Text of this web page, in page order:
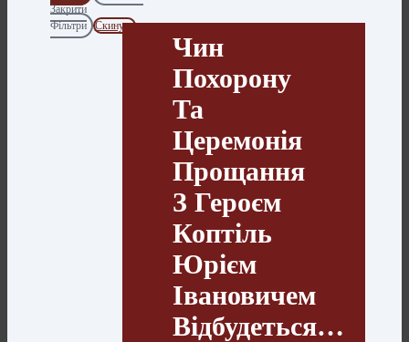
Закрити
Фільтри
Скинути
Чин
Похорону
Та
Церемонія
Прощання
З Героєм
Коптіль
Юрієм
Івановичем
Відбудеться…